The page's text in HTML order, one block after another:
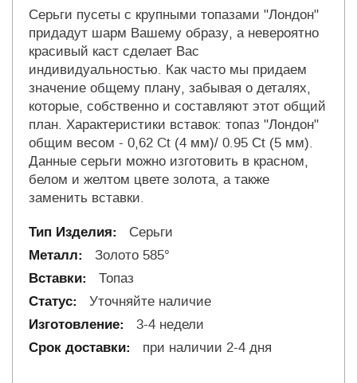
Серьги пусеты с крупными топазами "Лондон"
придадут шарм Вашему образу, а невероятно
красивый каст сделает Вас
индивидуальностью. Как часто мы придаем
значение общему плану, забывая о деталях,
которые, собственно и составляют этот общий
план. Характеристики вставок: топаз "Лондон"
общим весом - 0,62 Ct (4 мм)/ 0.95 Сt (5 мм).
Данные серьги можно изготовить в красном,
белом и желтом цвете золота, а также
заменить вставки.
Серьги
Золото 585°
Топаз
Уточняйте наличие
3-4 недели
при наличии 2-4 дня